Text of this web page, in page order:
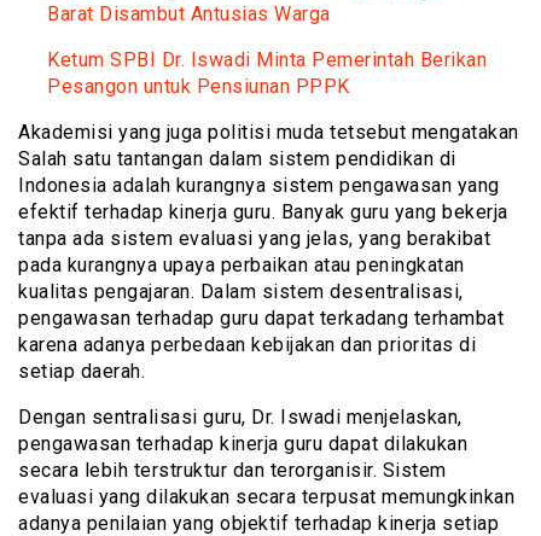
Barat Disambut Antusias Warga
Ketum SPBI Dr. Iswadi Minta Pemerintah Berikan
Pesangon untuk Pensiunan PPPK
Akademisi yang juga politisi muda tetsebut mengatakan
Salah satu tantangan dalam sistem pendidikan di
Indonesia adalah kurangnya sistem pengawasan yang
efektif terhadap kinerja guru. Banyak guru yang bekerja
tanpa ada sistem evaluasi yang jelas, yang berakibat
pada kurangnya upaya perbaikan atau peningkatan
kualitas pengajaran. Dalam sistem desentralisasi,
pengawasan terhadap guru dapat terkadang terhambat
karena adanya perbedaan kebijakan dan prioritas di
setiap daerah.
Dengan sentralisasi guru, Dr. Iswadi menjelaskan,
pengawasan terhadap kinerja guru dapat dilakukan
secara lebih terstruktur dan terorganisir. Sistem
evaluasi yang dilakukan secara terpusat memungkinkan
adanya penilaian yang objektif terhadap kinerja setiap